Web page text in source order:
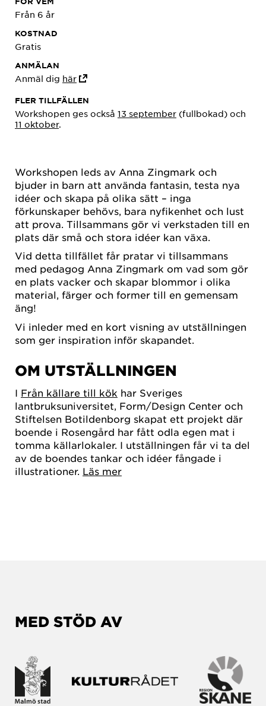
Workshopen leds av Anna Zingmark och
bjuder in barn att använda fantasin, testa nya
idéer och skapa på olika sätt – inga
förkunskaper behövs, bara nyfikenhet och lust
att prova. Tillsammans gör vi verkstaden till en
plats där små och stora idéer kan växa.
Vid detta tillfället får pratar vi tillsammans
med pedagog Anna Zingmark om vad som gör
en plats vacker och skapar blommor i olika
material, färger och former till en gemensam
äng!
Vi inleder med en kort visning av utställningen
som ger inspiration inför skapandet.
OM UTSTÄLLNINGEN
I Från källare till kök har Sveriges
lantbruksuniversitet, Form/Design Center och
Stiftelsen Botildenborg skapat ett projekt där
boende i Rosengård har fått odla egen mat i
tomma källarlokaler. I utställningen får vi ta del
av de boendes tankar och idéer fångade i
illustrationer. Läs mer
Från 6 år
KOSTNAD
Gratis
ANMÄLAN
Anmäl dig här
FLER TILLFÄLLEN
Workshopen ges också 13 september (fullbokad) och
11 oktober.
MED STÖD AV